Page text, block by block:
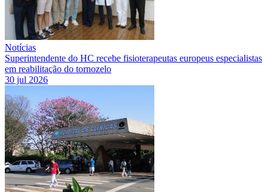
Notícias
Superintendente do HC recebe fisioterapeutas europeus especialistas
em reabilitação do tornozelo
30 jul 2026